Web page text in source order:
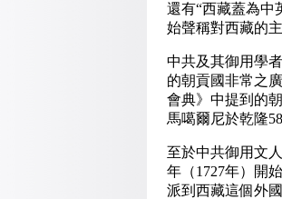
還有“西藏蓋為中
始聲稱對西藏的
中共及其御用學
的朝貢國非常之
會典》中提到的
馬噶爾尼於乾隆
至於中共御用文
年（1727年）開
派到西藏這個外